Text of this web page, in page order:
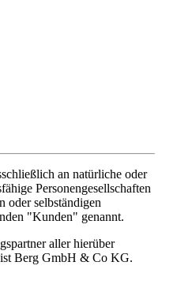
an natürliche oder
Personengesellschaften
oder selbständigen
"Kunden" genannt.
aller hierüber
ist Berg GmbH & Co KG.